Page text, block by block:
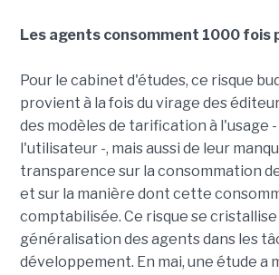
Les agents consomment 1000 fois
Pour le cabinet d'études, ce risque
provient à la fois du virage des
des modèles de tarification à l'usage
l'utilisateur -, mais aussi de leur
transparence sur la consommation
et sur la manière dont cette
comptabilisée. Ce risque se cristallise
généralisation des agents dans les
développement. En mai, une étude a